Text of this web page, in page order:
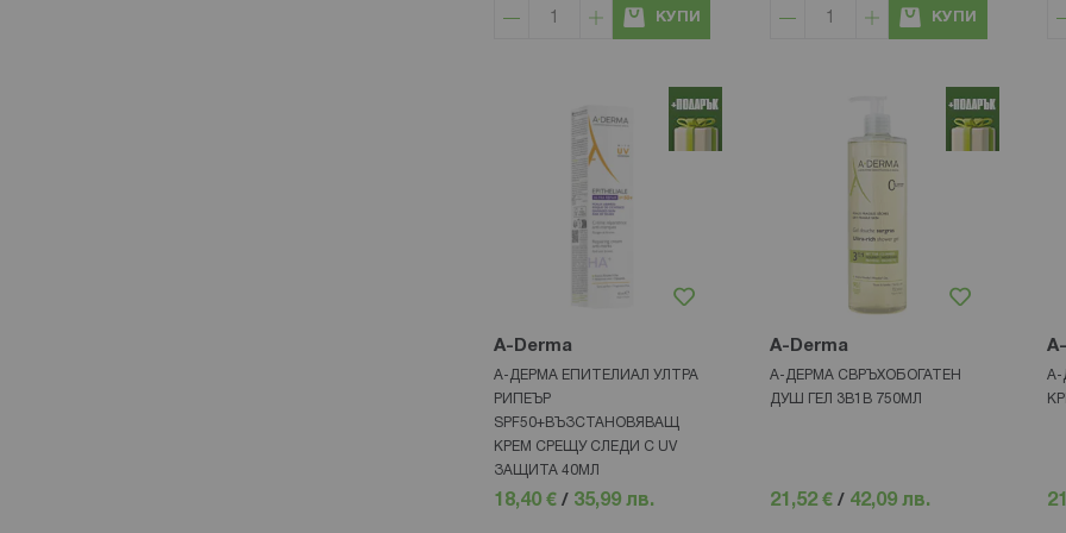
КУПИ КУПИ
A-Derma
А-ДЕРМА ЕПИТЕЛИАЛ УЛТРА
РИПЕЪР
SPF50+ВЪЗСТАНОВЯВАЩ
КРЕМ СРЕЩУ СЛЕДИ С UV
ЗАЩИТА 40МЛ
18,40 € / 35,99 лв.
A-Derma
А-ДЕРМА СВРЪХОБОГАТЕН
ДУШ ГЕЛ 3В1В 750МЛ
21,52 € / 42,09 лв.
А-